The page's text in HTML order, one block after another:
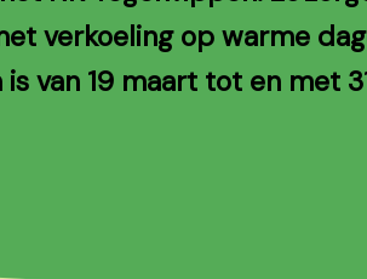
verkoeling op warme
van 19 maart tot en met